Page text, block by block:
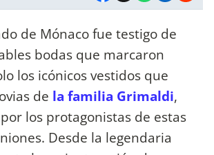
de Mónaco fue testigo de
bodas que marcaron
los icónicos vestidos que
de la familia Grimaldi,
los protagonistas de estas
Desde la legendaria